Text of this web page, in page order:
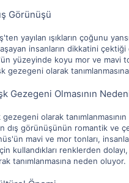
Görünüşü
yayılan ışıkların çoğunu
insanların dikkatini
yüzeyinde koyu mor ve mavi
gezegeni olarak
Gezegeni Olmasının
olarak
dış görünüşünün romantik ve
mavi ve mor tonları,
kullandıkları renklerden
tanımlanmasına neden oluyor.